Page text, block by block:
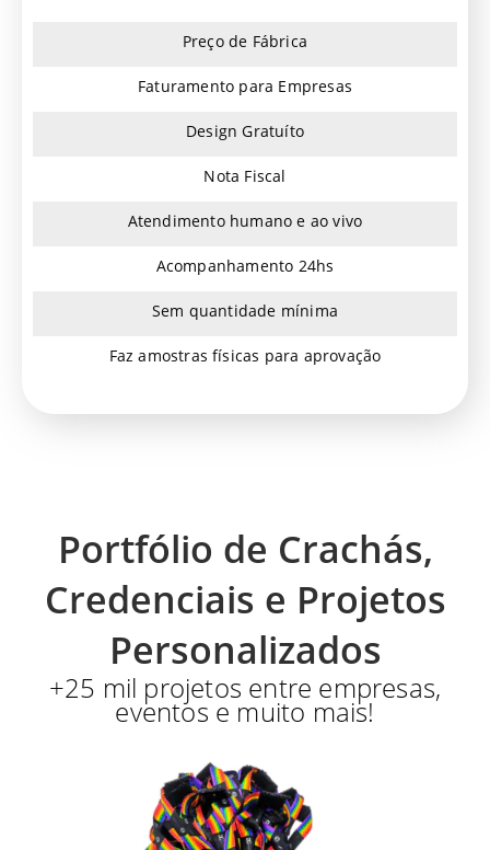
Preço de Fábrica
Faturamento para Empresas
Design Gratuíto
Nota Fiscal
Atendimento humano e ao vivo
Acompanhamento 24hs
Sem quantidade mínima
Faz amostras físicas para aprovação
Portfólio de Crachás,
Credenciais e Projetos
Personalizados
+25 mil projetos entre empresas,
eventos e muito mais!